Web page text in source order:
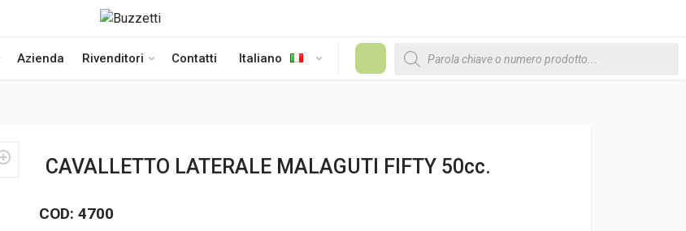
Azienda Rivenditori Contatti Italiano
Products search
CAVALLETTO LATERALE MALAGUTI FIFTY 50cc.
COD: 4700